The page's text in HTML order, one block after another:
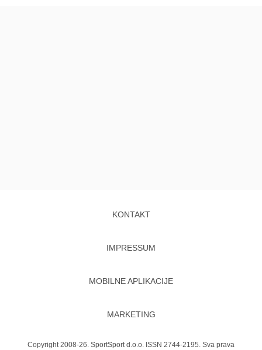
KONTAKT
IMPRESSUM
MOBILNE APLIKACIJE
MARKETING
Copyright 2008-26. SportSport d.o.o. ISSN 2744-2195. Sva prava